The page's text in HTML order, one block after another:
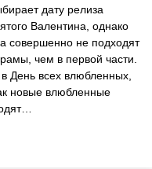
дату релиза
Валентина, однако
совершенно не подходят
чем в первой части.
День всех влюбленных,
новые влюбленные